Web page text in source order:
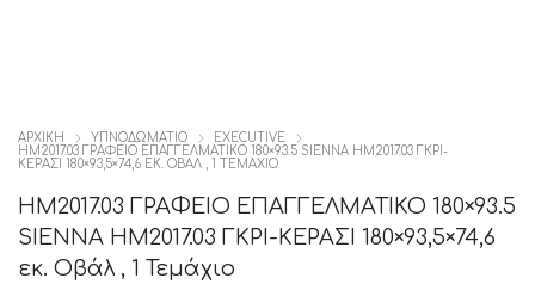
ΑΡΧΙΚΉ ΥΠΝΟΔΩΜΑΤΙΟ
EXECUTIVE
HM2017.03 ΓΡΑΦΕΙΟ ΕΠΑΓΓΕΛΜΑΤΙΚΟ 180×93.5 SIENNA HM2017.03 ΓΚΡΙ-
ΚΕΡΑΣΙ 180×93,5×74,6 ΕΚ. ΟΒΆΛ , 1 ΤΕΜΆΧΙΟ
HM2017.03 ΓΡΑΦΕΙΟ ΕΠΑΓΓΕΛΜΑΤΙΚΟ 180×93.5
SIENNA HM2017.03 ΓΚΡΙ-ΚΕΡΑΣΙ 180×93,5×74,6
εκ. Οβάλ , 1 Τεμάχιο